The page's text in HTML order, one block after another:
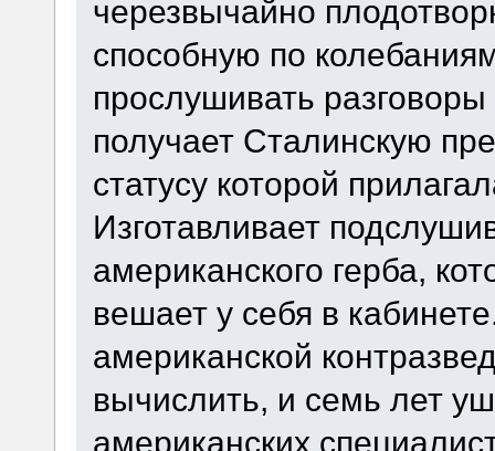
черезвычайно
способную по
прослушивать
получает Сталинскую
статусу которой
Изготавливает
американского герба,
вешает у себя в
американской
вычислить, и семь лет
американских